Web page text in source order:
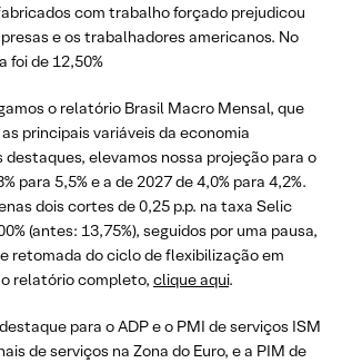
com trabalho forçado prejudicou
e os trabalhadores americanos. No
foi de 12,50%
o relatório Brasil Macro Mensal, que
principais variáveis da economia
elevamos nossa projeção para o
para 5,5% e a de 2027 de 4,0% para 4,2%.
dois cortes de 0,25 p.p. na taxa Selic
(antes: 13,75%), seguidos por uma pausa,
retomada do ciclo de flexibilização em
relatório completo, clique aqui.
para o ADP e o PMI de serviços ISM
de serviços na Zona do Euro, e a PIM de